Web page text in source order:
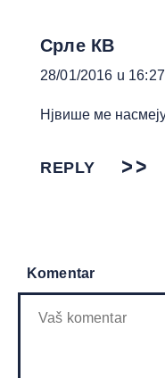
Срле КВ
28/01/2016 u 16:27
Нјвише ме
REPLY
Komentar